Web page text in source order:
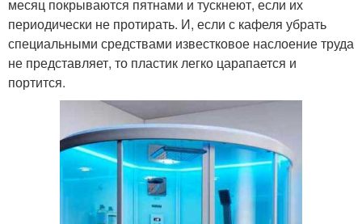
месяц покрываются пятнами и тускнеют, если их
периодически не протирать. И, если с кафеля убрать
специальными средствами известковое наслоение труда
не представляет, то пластик легко царапается и
портится.